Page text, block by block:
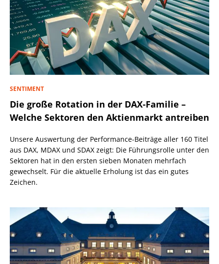
SENTIMENT
Die große Rotation in der DAX-Familie –
Welche Sektoren den Aktienmarkt antreiben
Unsere Auswertung der Performance-Beiträge aller 160 Titel
aus DAX, MDAX und SDAX zeigt: Die Führungsrolle unter den
Sektoren hat in den ersten sieben Monaten mehrfach
gewechselt. Für die aktuelle Erholung ist das ein gutes
Zeichen.